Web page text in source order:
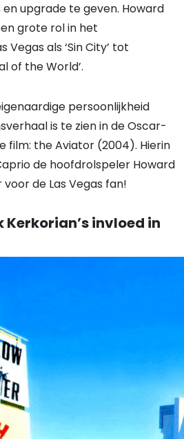
upgrade te geven. Howard
grote rol in het
als ‘Sin City’ tot
of the World’.
persoonlijkheid
is te zien in de Oscar-
film: the Aviator (2004). Hierin
de hoofdrolspeler Howard
de Las Vegas fan!
Kerkorian’s invloed in